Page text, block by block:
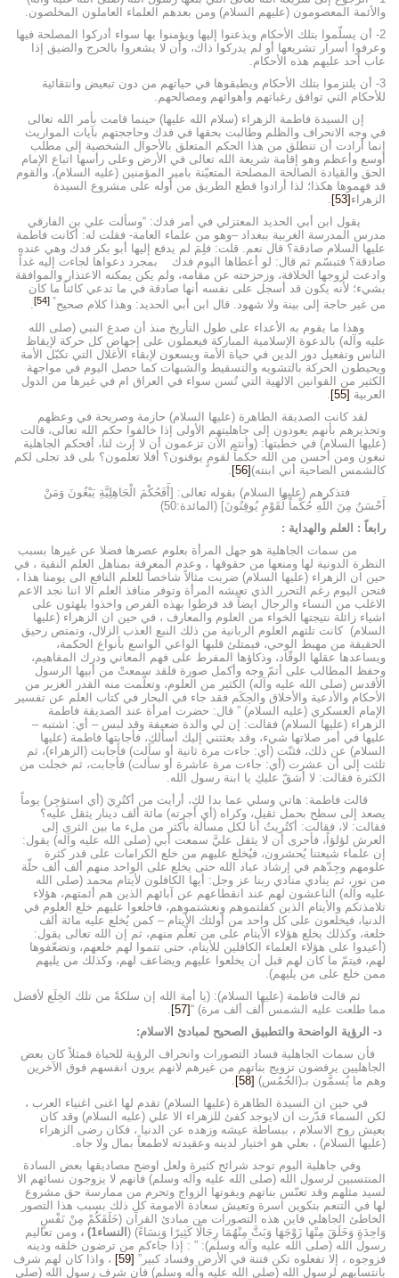
والأئمة المعصومون (عليهم السلام) ومن بعدهم العلماء العاملون المخلصون.
2- أن يسلّموا بتلك الأحكام ويذعنوا إليها ويؤمنوا بها سواء أدركوا المصلحة فيها
وعرفوا أسرار تشريعها أو لم يدركوا ذاك، وأن لا يشعروا بالحرج والضيق إذا
عاب أحد عليهم هذه الأحكام.
3- أن يلتزموا بتلك الأحكام ويطبقوها في حياتهم من دون تبعيض وانتقائية
للأحكام التي توافق رغباتهم وأهوائهم ومصالحهم.
إن السيدة فاطمة الزهراء (سلام الله عليها) حينما قامت بأمر الله تعالى
في وجه الانحراف والظلم وطالبت بحقها في فدك وحاججتهم بآيات المواريث
إنما أرادت أن تنطلق من هذا الحكم المتعلق بالأحوال الشخصية إلى مطلب
أوسع وأعظم وهو إقامة شريعة الله تعالى في الأرض وعلى رأسها اتباع الإمام
الحق والقيادة الصالحة المصلحة المتعيّنة بامير المؤمنين (عليه السلام)، والقوم
قد فهموها هكذا؛ لذا أرادوا قطع الطريق من أوله على مشروع السيدة
الزهراء [53]
.
يقول ابن أبي الحديد المعتزلي في أمر فدك: “وسألت علي بن الفارقي
مدرس المدرسة الغربية ببغداد –وهو من علماء العامة- فقلت له: أكانت فاطمة
عليها السلام صادقة؟ قال نعم. قلت: فلِمَ لم يدفع إليها أبو بكر فدك وهي عنده
صادقة؟ فتبسّم ثم قال: لو أعطاها اليوم فدك بمجرد دعواها لجاءت إليه غداً
وادعت لزوجها الخلافة، وزحزحته عن مقامه، ولم يكن يمكنه الاعتذار والموافقة
بشيء؛ لأنه يكون قد أسجل على نفسه أنها صادقة في ما تدعي كائناً ما كان
من غير حاجة إلى بينة ولا شهود. قال ابن أبي الحديد: وهذا كلام صحيح”
[54]
.
وهذا ما يقوم به الأعداء على طول التأريخ منذ أن صدع النبي (صلى الله
عليه وآله) بالدعوة الإسلامية المباركة فيعملون على إجهاض كل حركة لإيقاظ
الناس وتفعيل دور الدين في حياة الأمة ويسعون لإبقاء الأغلال التي تكبّل الأمة
ويحيطون الحركة بالتشويه والتسقيط والشبهات كما حصل اليوم في مواجهة
الكثير من القوانين الالهية التي تُسن سواء في العراق ام في غيرها من الدول
العربية [55]
لقد كانت الصديقة الطاهرة (عليها السلام) حازمة وصريحة في وعظهم
وتحذيرهم بأنهم يعودون إلى جاهليتهم الأولى إذا خالفوا حكم الله تعالى، قالت
(عليها السلام) في خطبتها: (وأنتم الآن تزعمون أن لا إرث لنا، أفحكم الجاهلية
تبغون ومن أحسن من الله حكماً لقومٍ يوقنون؟ أفلا تعلمون؟ بلى قد تجلى لكم
كالشمس الضاحية أني ابنته)[56]
فتذكرهم (عليها السلام) بقوله تعالى: [أَفَحُكْمَ الْجَاهِلِيَّةِ يَبْغُونَ وَمَنْ
أَحْسَنُ مِنَ اللّهِ حُكْماً لِّقَوْمٍ يُوقِنُونَ] (المائدة:50)
رابعاً : العلم والهداية :
من سمات الجاهلية هو جهل المرأة بعلوم عصرها فضلا عن غيرها بسبب
النظرة الدونية لها ومنعها من حقوقها ، وعدم المعرفة بمناهل العلم النقية ، في
حين ان الزهراء (عليها السلام) ضربت مثالاً شاخصاً للعلم النافع الى يومنا هذا ،
فنحن اليوم رغم التحرر الذي تعيشه المرأة وتوفر منافذ العلم الا اننا نجد الاعم
الاغلب من النساء والرجال ايضاً قد فرطوا بهذه الفرص واخذوا يلهثون على
اشياء زائلة نتيجتها الخواء من العلوم والمعارف ، في حين ان الزهراء (عليها
السلام) كانت تلتهم العلوم الربانية من ذلك النبع العذب الزلال، وتمتص رحيق
الحقيقة من مهبط الوحي، فيمتلئ قلبها الواعي الواسع بأنواع الحكمة،
ويساعدها عقلها الوقّاد، وذكاؤها المفرط على فهم المعاني ودرك المفاهيم،
وحفظ المطالب على أتمّ وجه وأكمل صورة فلقد سمعتْ من أبيها الرسول
الأقدس (صلى الله عليه وآله) الكثير من العلوم، وتعلّمت منه القدر الغزير من
الأحكام والأدعية والأخلاق والحِكَم فقد جاء في البحار في كتاب العلم عن تفسير
الإمام العسكري (عليه السلام) ” قال: حضرت امرأة عند الصديقة فاطمة
الزهراء (عليها السلام) فقالت: إن لي والدة ضعيفة وقد لبس – أي: اشتبه –
عليها في أمر صلاتها شيء، وقد بعثتني إليك أسألكِ، فأجابتها فاطمة (عليها
السلام) عن ذلك، فثنّت (أي: جاءت مرة ثانية أو سألت) فأجابت (الزهراء)، ثم
ثلثت إلى أن عشرت (أي: جاءت مرة عاشرة أو سألت) فأجابت، ثم خجلت من
الكثرة فقالت: لا أشقّ عليكِ يا ابنة رسول الله.
قالت فاطمة: هاتي وسلي عما بدا لكِ، أرأيت من أكتُرِيَ (أي استؤجِر) يوماً
يصعد إلى سطح بحمل ثقيل، وكراه (أي أجرته) مائة ألف دينار يثقل عليه؟
فقالت: لا، فقالت: أكتُريتُ أنا لكل مسألة بأكثر من ملء ما بين الثرى إلى
العرش لؤلؤاً، فأحرى أن لا يثقل عليَّ سمعت أبي (صلى الله عليه وآله) يقول:
إن علماء شيعتنا يُحشرون، فيُخلع عليهم من خلع الكرامات على قدر كثرة
علومهم وجِدّهم في إرشاد عباد الله حتى يخلع على الواحد منهم ألف ألف حلّة
من نور، ثم ينادي منادي ربنا عز وجل: أيها الكافلون لأيتام محمد (صلى الله
عليه وآله) الناعشون لهم عند انقطاعهم عن آبائهم الذين هم أئمتهم، هؤلاء
تلامذتكم والأيتام الذين كفلتموهم ونعشتموهم، فاخلعوا عليهم خلع العلوم في
الدنيا، فيخلعون على كل واحد من أولئك الأيتام – كمن يُخلع عليه مائة ألف
خلعة، وكذلك يخلع هؤلاء الأيتام على من تعلّم منهم، ثم إن الله تعالى يقول:
(أعيدوا على هؤلاء العلماء الكافلين للأيتام، حتى تتموا لهم خلعهم، وتضعّفوها
لهم، فيتمّ ما كان لهم قبل أن يخلعوا عليهم ويضاعف لهم، وكذلك من يليهم
ممن خلع على من يليهم).
ثم قالت فاطمة (عليها السلام): (يا أمة الله إن سلكةً من تلك الخِلَع لأفضل
مما طلعت عليه الشمس ألف ألف مرة) “[57]
د- الرؤية الواضحة والتطبيق الصحيح لمبادئ الاسلام:
فأن سمات الجاهلية فساد التصورات وانحراف الرؤية للحياة فمثلاً كان بعض
الجاهليين يرفضون تزويج بناتهم من غيرهم لانهم يرون انفسهم فوق الآخرين
وهم ما يُسمَّون بـ(الحُمُس) [58]
في حين ان السيدة الطاهرة (عليها السلام) تقدم لها اغنى اغنياء العرب ،
لكن السماء قدّرت ان لايوجد كفئ للزهراء الا علي (عليه السلام) وقد كان
يعيش روح الاسلام ، ببساطة عيشه وزهده عن الدنيا ، فكان رضى الزهراء
(عليها السلام) ، بعلي هو اختيار لدينه وعقيدته لاطمعاً بمال ولا جاه.
وفي جاهلية اليوم توجد شرائح كثيرة ولعل اوضح مصاديقها بعض السادة
المنتسبين لرسول الله (صلى الله عليه وآله وسلم) فانهم لا يزوجون نسائهم الا
لسيد مثلهم وقد تعنّس بناتهم ويفوتها الزواج وتحرم من ممارسة حق مشروع
لها في التنعم بتكوين اسرة وتعيش سعادة الامومة كل ذلك بسبب هذا التصور
الخاطئ الجاهلي فاين هذه التصورات من مبادئ القرآن (خَلَقَكُمْ مِنْ نَفْسٍ
وَاحِدَةٍ وَخَلَقَ مِنْهَا زَوْجَهَا وَبَثَّ مِنْهُمَا رِجَالًا كَثِيرًا وَنِسَاءً) (النساء1) ،
ومن تعاليم
رسول الله (صلى الله عليه وآله وسلم): ” : إذا جاءكم من ترضون خلقه ودينه
فزوجوه ، إلا تفعلوه تكن فتنة في الأرض وفساد كبير” [59]
، واذا كان لهم شرف
بانتسابهم لرسول الله (صلى الله عليه وآله وسلم) فان شرف رسول الله (صلى